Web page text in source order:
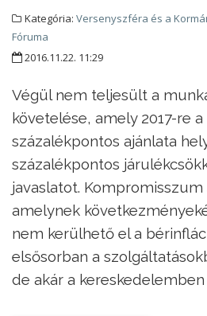
Kategória: Versenyszféra és a
Fóruma
2016.11.22. 11:29
Végül nem teljesült a
követelése, amely 2017-re
százalékpontos ajánlata
százalékpontos
javaslatot.
amelynek
nem kerülhető el a
elsősorban a
de akár a kereskedelemben